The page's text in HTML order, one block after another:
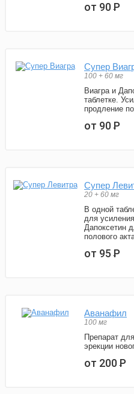
от 90Р
Супер
100 + 60 мг
Виагра и
таблетке.
продление
от 90Р
Супер
20 + 60 мг
В одной
для
Дапоксетин
полового
от 95Р
Аванафил
100 мг
Препарат
эрекции
от 200Р